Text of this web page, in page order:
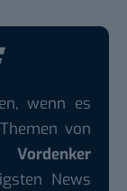
wenn es
von
Vordenker
News